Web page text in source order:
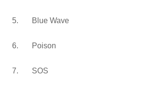
5. Blue Wave
6. Poison
7. SOS